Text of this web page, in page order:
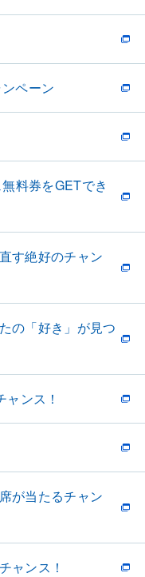
ペーン
料券をGETでき
す絶好のチャン
の「好き」が見つ
ンス！
が当たるチャン
ャンス！